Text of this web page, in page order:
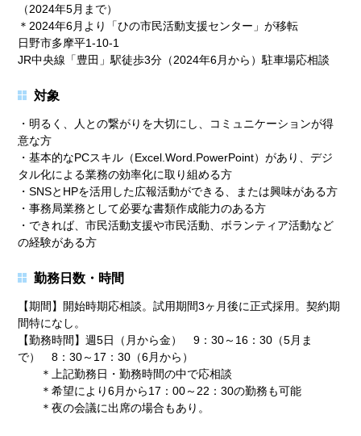
（2024年5月まで）
＊2024年6月より「ひの市民活動支援センター」が移転
日野市多摩平1-10-1
JR中央線「豊田」駅徒歩3分（2024年6月から）駐車場応相談
対象
・明るく、人との繋がりを大切にし、コミュニケーションが得
意な方
・基本的なPCスキル（Excel.Word.PowerPoint）があり、デジ
タル化による業務の効率化に取り組める方
・SNSとHPを活用した広報活動ができる、または興味がある方
・事務局業務として必要な書類作成能力のある方
・できれば、市民活動支援や市民活動、ボランティア活動など
の経験がある方
勤務日数・時間
【期間】開始時期応相談。試用期間3ヶ月後に正式採用。契約期
間特になし。
【勤務時間】週5日（月から金） 9：30～16：30（5月ま
で） 8：30～17：30（6月から）
＊上記勤務日・勤務時間の中で応相談
＊希望により6月から17：00～22：30の勤務も可能
＊夜の会議に出席の場合もあり。